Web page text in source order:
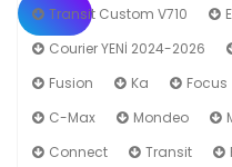
Transit Custom V710
Courier YENİ 2024-2026
Fusion
Ka Focus
C-Max
Mondeo
Connect
Transit